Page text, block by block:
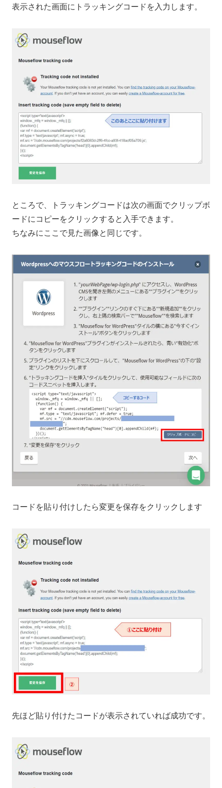
表示された画面にトラッキングコードを入力します。
ところで、トラッキングコードは次の画面でクリップボ
ードにコピーをクリックすると入手できます。
ちなみにここで見た画像と同じです。
コードを貼り付けしたら変更を保存をクリックします
先ほど貼り付けたコードが表示されていれば成功です。